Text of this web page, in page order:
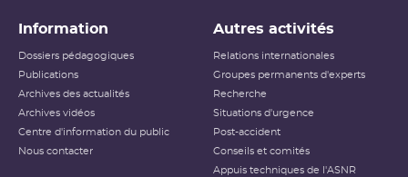
Information
Dossiers pédagogiques
Publications
Archives des actualités
Archives vidéos
Centre d'information du public
Nous contacter
Autres activités
Relations internationales
Groupes permanents d'experts
Recherche
Situations d'urgence
Post-accident
Conseils et comités
Appuis techniques de l'ASNR